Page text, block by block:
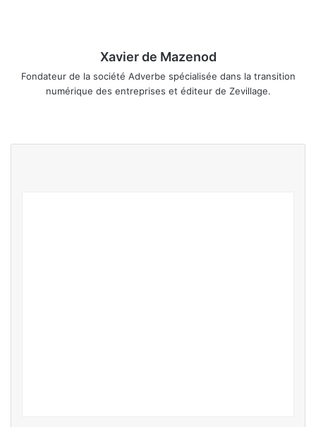
Xavier de Mazenod
Fondateur de la société Adverbe spécialisée dans la transition
numérique des entreprises et éditeur de Zevillage.
te bo din ra